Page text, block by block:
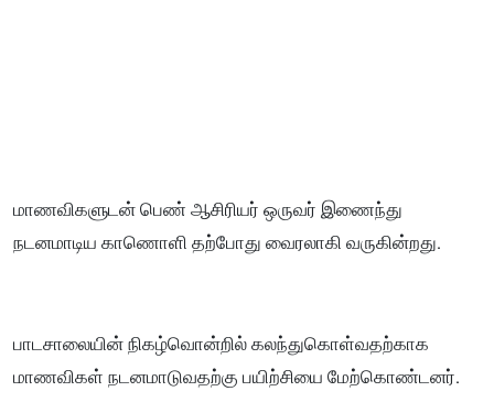
மாணவிகளுடன் பெண் ஆசிரியர் ஒருவர் இணைந்து
நடனமாடிய காணொளி தற்போது வைரலாகி வருகின்றது.
பாடசாலையின் நிகழ்வொன்றில் கலந்துகொள்வதற்காக
மாணவிகள் நடனமாடுவதற்கு பயிற்சியை மேற்கொண்டனர்.